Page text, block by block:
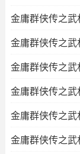
金庸群侠传之武
金庸群侠传之武
金庸群侠传之武
金庸群侠传之